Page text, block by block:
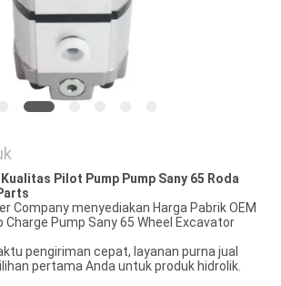
Pilot Pump Pump Sany 65 Roda
Company menyediakan Harga Pabrik OEM
Charge Pump Sany 65 Wheel Excavator
pengiriman cepat, layanan purna jual
pertama Anda untuk produk hidrolik.